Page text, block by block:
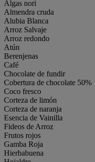
Algas nori
Almendra cruda
Alubia Blanca
Arroz Salvaje
Arroz redondo
Atún
Berenjenas
Café
Chocolate de fundir
Cobertura de chocolate 50%
Coco fresco
Corteza de limón
Corteza de naranja
Esencia de Vainilla
Fideos de Arroz
Frutos rojos
Gamba Roja
Hierbabuena